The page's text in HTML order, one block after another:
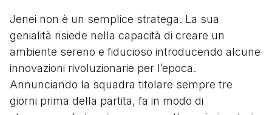
Jenei non è un semplice stratega. La sua
genialità risiede nella capacità di creare un
ambiente sereno e fiducioso introducendo alcune
innovazioni rivoluzionarie per l’epoca.
Annunciando la squadra titolare sempre tre
giorni prima della partita, fa in modo di